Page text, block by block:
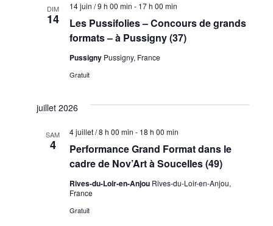
DIM
14
Les Pussifolies – Concours de grands
formats – à Pussigny (37)
14 juin / 9 h 00 min - 17 h 00 min
Pussigny Pussigny, France
Gratuit
juillet 2026
SAM
4
Performance Grand Format dans le
cadre de Nov’Art à Soucelles (49)
4 juillet / 8 h 00 min - 18 h 00 min
Rives-du-Loir-en-Anjou Rives-du-Loir-en-Anjou,
France
Gratuit